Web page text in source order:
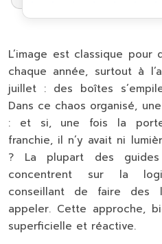
L’image est classique
chaque année, surtout à
juillet : des boîtes
Dans ce chaos organisé,
: et si, une fois la porte
franchie, il n’y avait ni
? La plupart des
concentrent sur la
conseillant de faire des
appeler. Cette approche,
superficielle et réactive.